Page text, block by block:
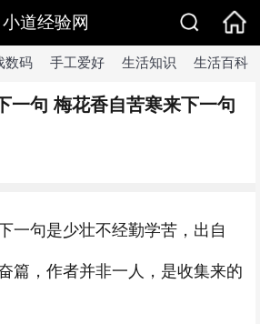
小道经验网
数码 手工爱好 生活知识 生活百科
一句 梅花香自苦寒来下一句
一句是少壮不经勤学苦，出自
篇，作者并非一人，是收集来的